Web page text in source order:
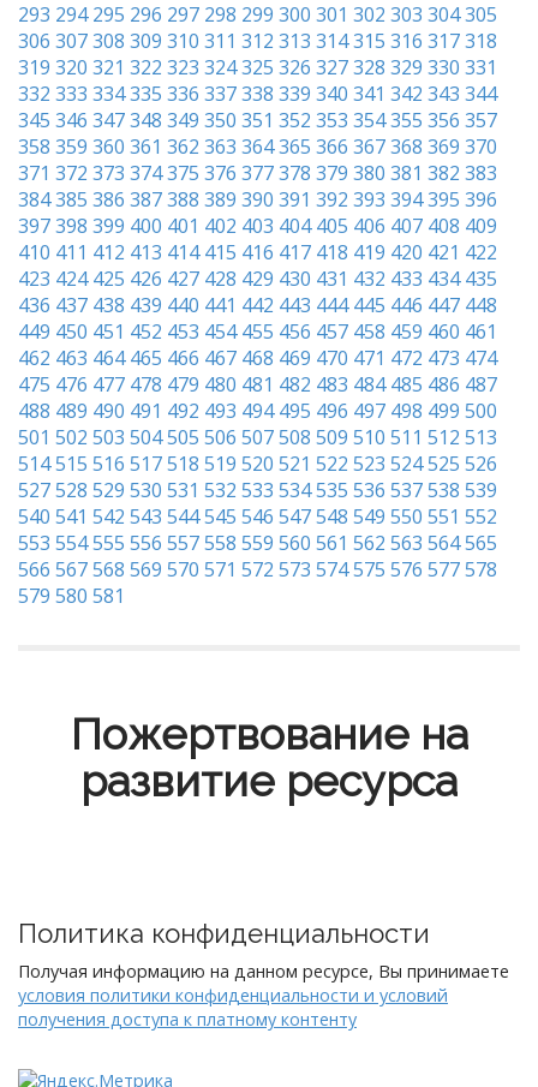
293 294 295 296 297 298 299 300 301 302 303 304305
306 307308 309 310 311 312 313 314315 316 317318
319 320 321 322 323 324325 326 327328 329 330 331
332 333 334335 336 337338 339 340 341 342 343 344
345 346 347348 349 350 351 352 353 354355 356 357
358 359 360 361 362 363 364365 366 367368 369 370
371 372 373 374375 376 377378 379 380 381 382 383
384385 386 387388 389 390 391 392 393 394395 396
397398 399 400 401 402 403 404 405 406 407 408 409
410 411 412 413 414 415 416 417 418 419 420 421 422
423 424 425 426 427 428 429 430 431 432 433 434 435
436 437 438 439 440 441 442 443 444 445 446 447 448
449 450 451 452 453 454 455 456 457 458 459 460 461
462 463 464 465 466 467 468 469 470 471 472 473 474
475 476 477 478 479 480 481 482 483 484 485 486 487
488 489 490 491 492 493 494 495 496 497 498 499 500
501 502 503 504505 506 507508 509 510 511 512 513
514515 516 517518 519 520 521 522 523 524525 526
527528 529 530 531 532 533 534535 536 537538 539
540 541 542 543 544545 546 547548 549 550 551 552
553 554555 556 557558 559 560 561 562 563 564565
566 567568 569 570 571 572 573 574575 576 577578
579 580 581
Пожертвование на
развитие ресурса
Политика конфиденциальности
Получая информацию на данном ресурсе, Вы принимаете
условия политики конфиденциальности и условий
получения доступа к платному контенту